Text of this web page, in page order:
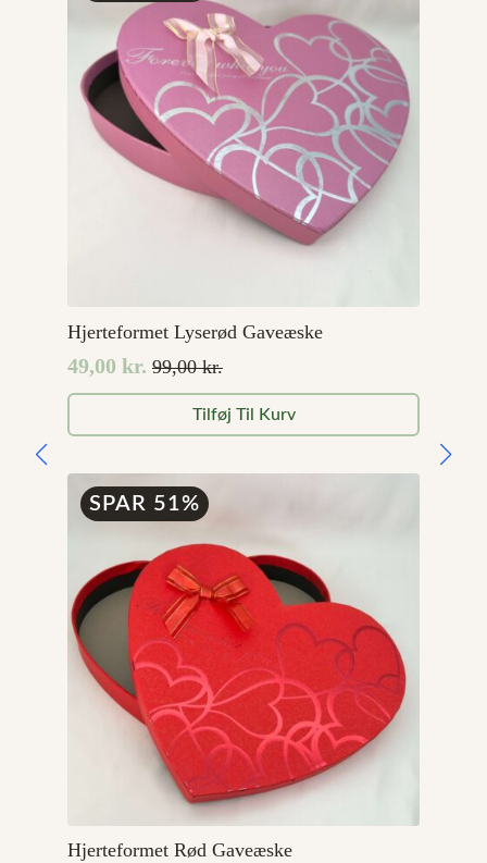
Hjerteformet Lyserød Gaveæske
99,00kr.
Den
oprindelige
pris
99,00 kr..
49,00 kr.
Den
aktuelle
pris
49,00 kr..
Tilføj Til Kurv
SPAR 51%
Hjerteformet Rød Gaveæske